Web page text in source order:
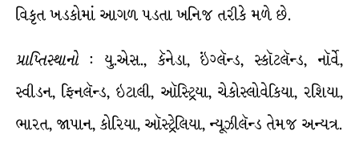
વિકૃત ખડકોમાં આગળ પડતા ખનિજ તરીકે મળે છે.
પ્રાપ્તિસ્થાનો: યુ.એસ., કૅનેડા, ઇંગ્લૅન્ડ, સ્કૉટલૅન્ડ, નૉર્વે,
સ્વીડન, ફિનલૅન્ડ, ઇટાલી, ઑસ્ટ્રિયા, ચેકોસ્લોવેકિયા, રશિયા,
ભારત, જાપાન, કોરિયા, ઑસ્ટ્રેલિયા, ન્યૂઝીલૅન્ડ તેમજ અન્યત્ર.